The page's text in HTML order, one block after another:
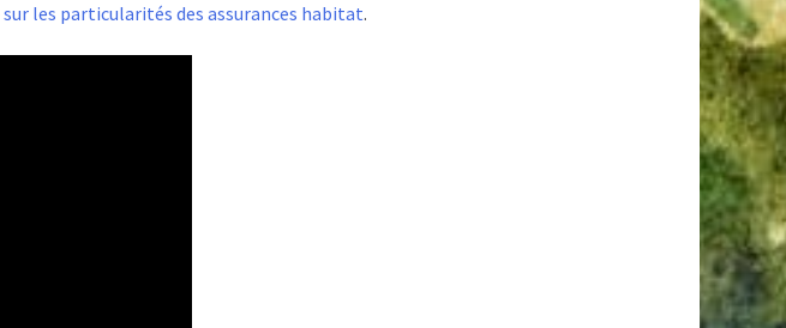
sur les particularités des assurances habitat.